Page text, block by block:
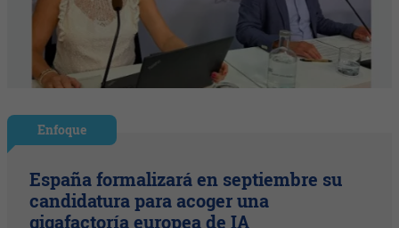
Enfoque
España formalizará en septiembre su
candidatura para acoger una
gigafactoría europea de IA